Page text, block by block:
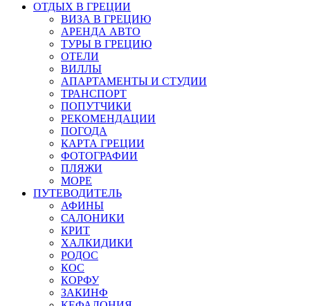
ОТДЫХ В ГРЕЦИИ
ВИЗА В ГРЕЦИЮ
АРЕНДА АВТО
ТУРЫ В ГРЕЦИЮ
ОТЕЛИ
ВИЛЛЫ
АПАРТАМЕНТЫ И СТУДИИ
ТРАНСПОРТ
ПОПУТЧИКИ
РЕКОМЕНДАЦИИ
ПОГОДА
КАРТА ГРЕЦИИ
ФОТОГРАФИИ
ПЛЯЖИ
МОРЕ
ПУТЕВОДИТЕЛЬ
АФИНЫ
САЛОНИКИ
КРИТ
ХАЛКИДИКИ
РОДОС
КОС
КОРФУ
ЗАКИНФ